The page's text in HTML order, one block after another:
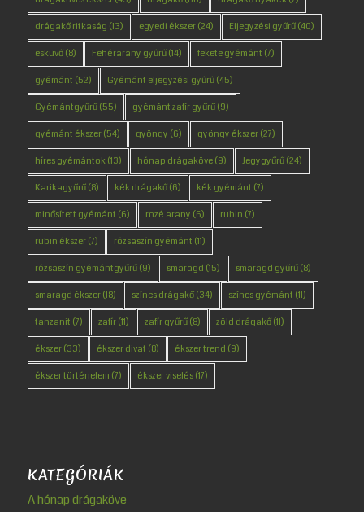
drágakő ritkaság (13) egyedi ékszer(24) Eljegyzési gyűrű(40)
esküvő(8) Fehérarany gyűrű(14) fekete gyémánt (7)
gyémánt (52) Gyémánt eljegyzési gyűrű(45)
Gyémántgyűrű(55) gyémánt zafír gyűrű(9)
gyémánt ékszer(54) gyöngy (6) gyöngy ékszer(27)
híres gyémántok(13) hónap drágaköve(9) Jegygyűrű(24)
Karikagyűrű(8) kék drágakő(6) kék gyémánt (7)
minősített gyémánt (6) rozé arany (6) rubin (7)
rubin ékszer(7) rózsaszín gyémánt (11)
rózsaszín gyémántgyűrű(9) smaragd (15) smaragd gyűrű(8)
smaragd ékszer(18) színes drágakő(34) színes gyémánt (11)
tanzanit (7) zafír(11) zafír gyűrű(8) zöld drágakő(11)
ékszer(33) ékszer divat (8) ékszer trend (9)
ékszer történelem (7) ékszer viselés(17)
KATEGÓRIÁK
A hónap drágaköve